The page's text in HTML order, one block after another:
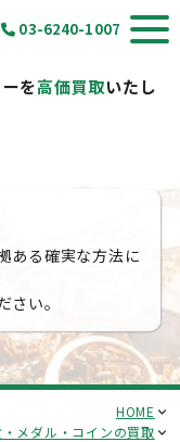
を高価買取いたし
ある確実な方法に
い。
HOME
メダル・コインの買取
03-6240-1007